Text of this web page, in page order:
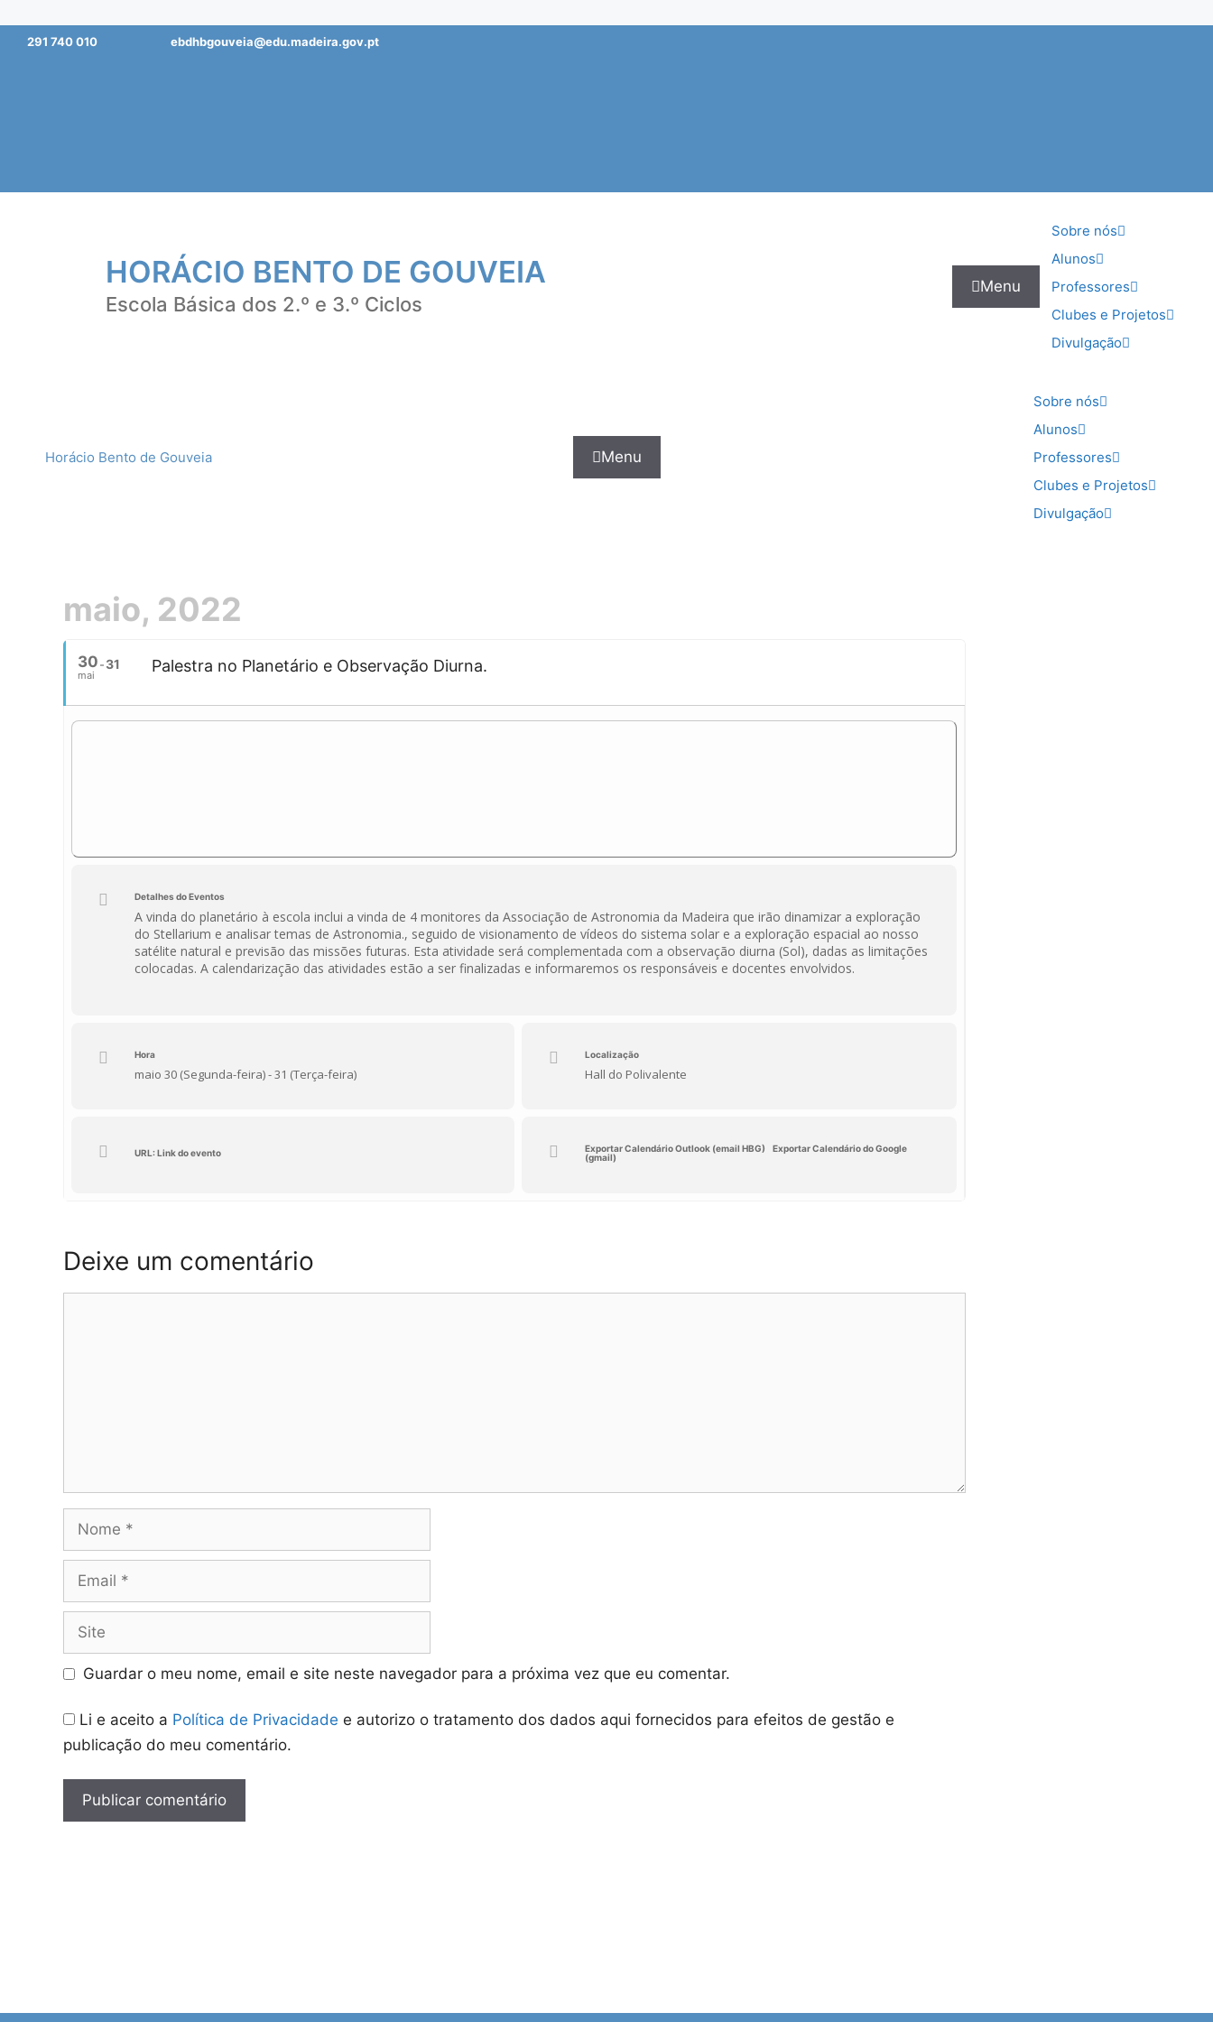
Saltar291 740 010 ebdhbgouveia@edu.madeira.gov.pt
HORÁCIO BENTO DE GOUVEIA
Escola Básica dos 2.º e 3.º Ciclos
Menu
Sobre nós
Alunos
Professores
Clubes e Projetos
Divulgação
Horácio Bento de Gouveia Menu
Sobre nós
Alunos
Professores
Clubes e Projetos
Divulgação
maio, 2022
30
mai
31 Palestra no Planetário e Observação Diurna.
Detalhes do Eventos
A vinda do planetário à escola inclui a vinda de 4 monitores da Associação de Astronomia da Madeira que irão dinamizar a exploração
do Stellarium e analisar temas de Astronomia., seguido de visionamento de vídeos do sistema solar e a exploração espacial ao nosso
satélite natural e previsão das missões futuras. Esta atividade será complementada com a observação diurna (Sol), dadas as limitações
colocadas. A calendarização das atividades estão a ser finalizadas e informaremos os responsáveis e docentes envolvidos.
Hora
maio 30 (Segunda-feira) - 31 (Terça-feira)
Localização
Hall do Polivalente
URL: Link do evento Exportar Calendário Outlook (email HBG)
Exportar Calendário do Google
(gmail)
Deixe um comentário
Nome
Email
Site
Guardar o meu nome, email e site neste navegador para a próxima vez que eu comentar.
Li e aceito a Política de Privacidade e autorizo o tratamento dos dados aqui fornecidos para efeitos de gestão e
publicação do meu comentário.